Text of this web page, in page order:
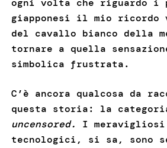
ogni volta che riguardo i
giapponesi il mio
del cavallo bianco della
tornare a quella
simbolica frustrata.
C’è ancora qualcosa da
questa storia: la
uncensored.
I meravigliosi
tecnologici, si sa, sono